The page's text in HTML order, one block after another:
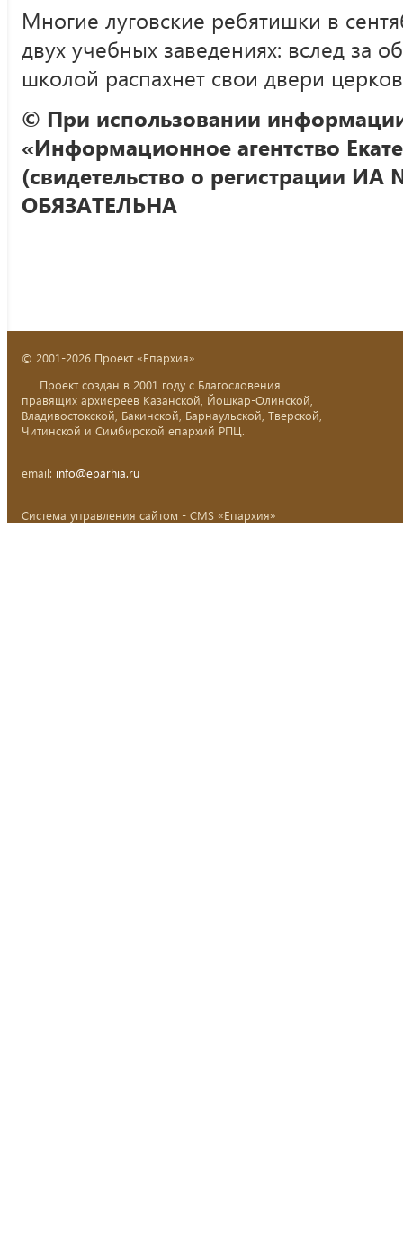
Многие луговские ребятишки в
двух учебных заведениях: вслед за
школой распахнет свои двери
© При использовании
«Информационное агентство
(свидетельство о регистрации
ОБЯЗАТЕЛЬНА
© 2001-2026 Проект «Епархия»
Проект создан в 2001 году с Благословения
правящих архиереев Казанской, Йошкар-Олинской,
Владивостокской, Бакинской, Барнаульской, Тверской,
Читинской и Симбирской епархий РПЦ.
email: info@eparhia.ru
Система управления сайтом - CMS «Епархия»